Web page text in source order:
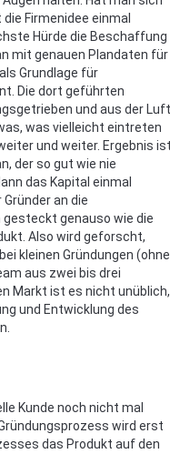
Firmenidee einmal
Hürde die Beschaffung
mit genauen Plandaten für
Grundlage für
Die dort geführten
und aus der Luft
was vielleicht eintreten
und weiter. Ergebnis
der so gut wie nie
das Kapital einmal
an die
gesteckt genauso wie die
Also wird geforscht,
kleinen Gründungen (ohne
aus zwei bis drei
Markt ist es nicht unüblich,
und Entwicklung des
Kunde noch nicht mal
wird erst
das Produkt auf den